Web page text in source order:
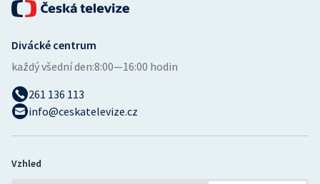
Divácké centrum
každý všední den:8:00—16:00 hodin
261 136 113
info@ceskatelevize.cz
Vzhled